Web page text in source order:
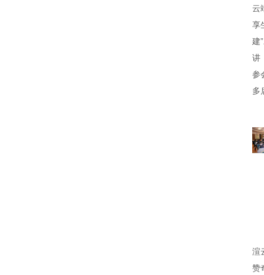
云
享
建
讲
参
多
渲
赞